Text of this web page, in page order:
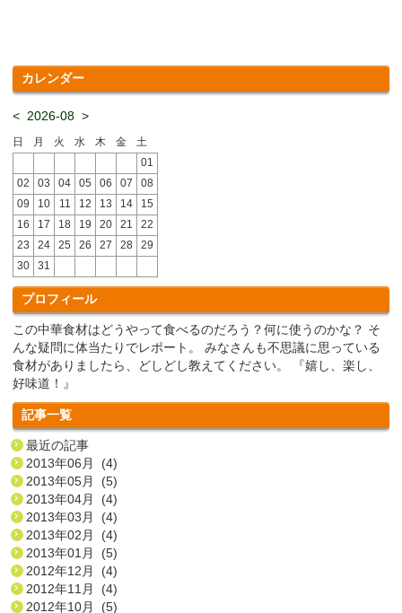
カレンダー
< 2026-08 >
日 月 火 水 木 金
土
01
02
03 04 05 06 07
08
09
10 11 12 13 14
15
16
17 18 19 20 21
22
23
24 25 26 27 28
29
30
31
プロフィール
この中華食材はどうやって食べるのだろう？何に使うのかな？ そ
んな疑問に体当たりでレポート。 みなさんも不思議に思っている
食材がありましたら、どしどし教えてください。 『嬉し、楽し、
好味道！』
記事一覧
最近の記事
2013年06月 (4)
2013年05月 (5)
2013年04月 (4)
2013年03月 (4)
2013年02月 (4)
2013年01月 (5)
2012年12月 (4)
2012年11月 (4)
2012年10月 (5)